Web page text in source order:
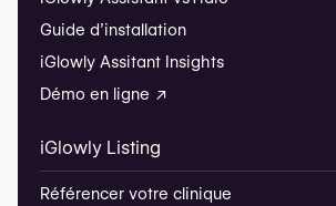
Guide d’installation
iGlowly Assitant Insights
Démo en ligne ↗
iGlowly Listing
Référencer votre clinique